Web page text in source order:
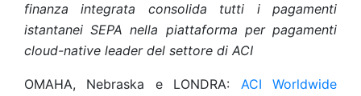
finanza integrata consolida tutti i pagamenti
istantanei SEPA nella piattaforma per pagamenti
cloud-native leader del settore di ACI
OMAHA, Nebraska e LONDRA: ACI Worldwide